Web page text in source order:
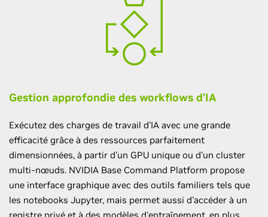
Gestion approfondie des workflows d'IA
Exécutez des charges de travail d'IA avec une grande
efficacité grâce à des ressources parfaitement
dimensionnées, à partir d'un GPU unique ou d'un cluster
multi-nœuds. NVIDIA Base Command Platform propose
une interface graphique avec des outils familiers tels que
les notebooks Jupyter, mais permet aussi d'accéder à un